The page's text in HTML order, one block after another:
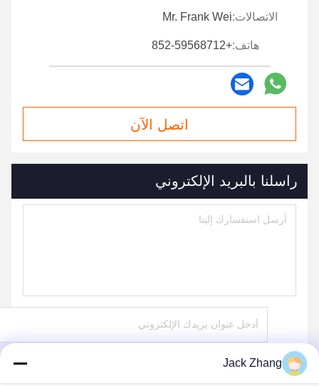
الاتصالات:Mr. Frank Wei
هاتف:+852-59568712
اتصل الآن
راسلنا بالبريد الإلكتروني
Jack Zhang